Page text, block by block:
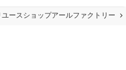
ースショップアールファクトリー